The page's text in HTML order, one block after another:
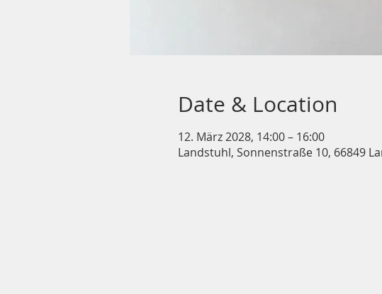
Date & Location
12. März 2028, 14:00 – 16:00
Landstuhl, Sonnenstraße 10, 66849